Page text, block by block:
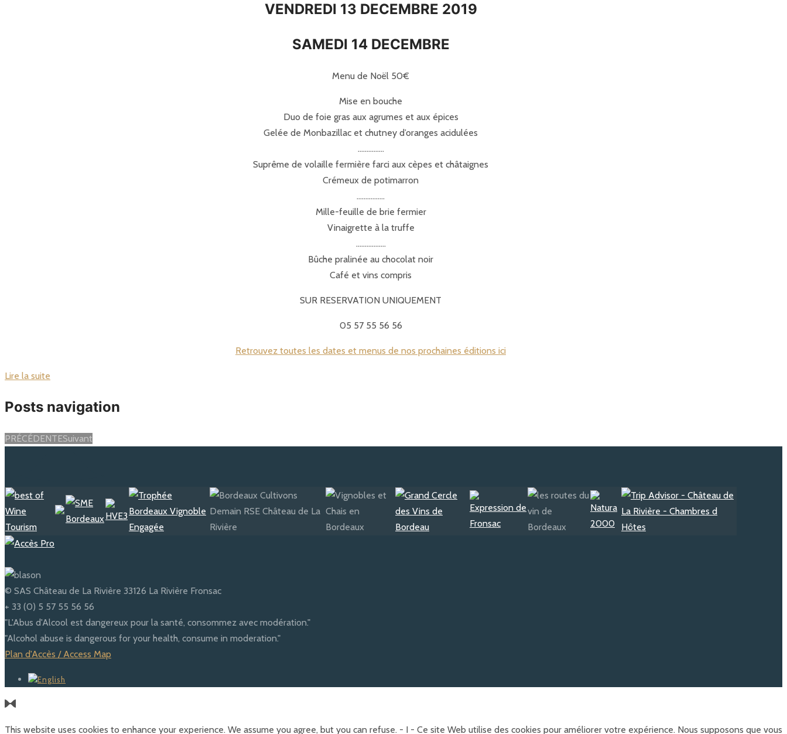
VENDREDI 13 DECEMBRE 2019
SAMEDI 14 DECEMBRE
Menu de Noël 50€
Mise en bouche
Duo de foie gras aux agrumes et aux épices
Gelée de Monbazillac et chutney d’oranges acidulées
……………
Suprême de volaille fermière farci aux cèpes et châtaignes
Crémeux de potimarron
…………….
Mille-feuille de brie fermier
Vinaigrette à la truffe
……………..
Bûche pralinée au chocolat noir
Café et vins compris
SUR RESERVATION UNIQUEMENT
05 57 55 56 56
Retrouvez toutes les dates et menus de nos prochaines éditions ici
Lire la suite
Posts navigation
PRÉCÉDENTESuivant
© SAS Château de La Rivière 33126 La Rivière Fronsac
+ 33 (0) 5 57 55 56 56
"L'Abus d'Alcool est dangereux pour la santé, consommez avec modération."
"Alcohol abuse is dangerous for your health, consume in moderation."
Plan d'Accès / Access Map
This website uses cookies to enhance your experience. We assume you agree, but you can refuse. - I - Ce site Web utilise des cookies pour améliorer votre expérience. Nous supposons que vous